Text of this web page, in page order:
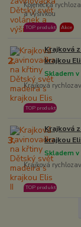
Kojenecká
a výšivkou
TOP produkt Akce
2.
Krajková
krajkou
Krajková
Skladem v
TOP produkt
3.
Krajková
krajkou
Krajková
Skladem v
TOP produkt